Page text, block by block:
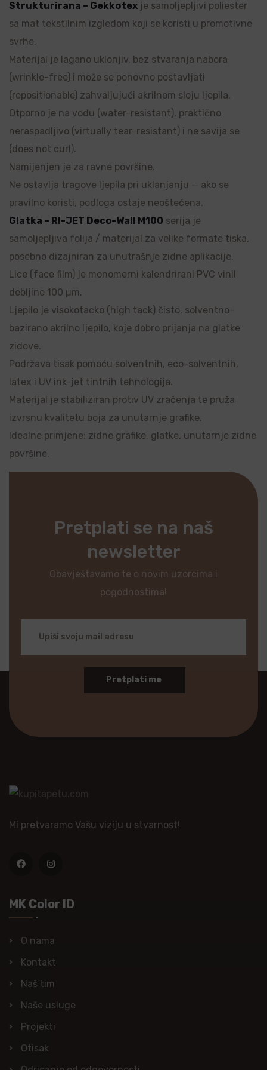
Strukturirana – Gekkotex je samoljepljivi poliester
sa mat tekstilnim izgledom koji se koristi u promotivne
svrhe.
Materijal je lagano uklonjiv, bez stvaranja nabora
(wrinkle-free) i može se ponovno postavljati
(repositionable) zahvaljujući akrilnom sloju ljepila.
Otporno je na vodu (water-resistant), praktično
neraspadljivo (virtually tear-resistant) i ne savija se
(does not curl).
Namijenjen je za ravne površine.
Ne ostavlja tragove ljepila pri uklanjanju — ako se
pravilno koristi, podloga ostaje neoštećena.
Glatka – RI-JET Deco-Wall M100 serija je
samoljepljiva folija / materijal za velike formate tiska,
posebno dizajniran za unutrašnje zidne aplikacije.
Lice (face film) je monomerni kalendrirani PVC vinil
debljine 100 µm.
Ljepilo je visokotacko (high tack) čisto, solventno-
bazirano akrilno ljepilo, koje dobro prijanja na glatke
zidove.
Podržava tisak pomoću solventnih, eco-solventnih,
latex i UV ink-jet tintnih tehnologija.
Materijal je stabiliziran protiv UV zračenja te pruža
izvrsnu kvalitetu boja za unutarnje grafike.
Idealne primjene: zidne grafike, glatke, unutarnje zidne
površine.
Pretplati se na naš
newsletter
Obavještavamo te o novim uzorcima i
pogodnostima!
Pretplati me
Mi pretvaramo Vašu viziju u stvarnost!
MK Color ID
O nama
Kontakt
Naš tim
Naše usluge
Projekti
Otisak